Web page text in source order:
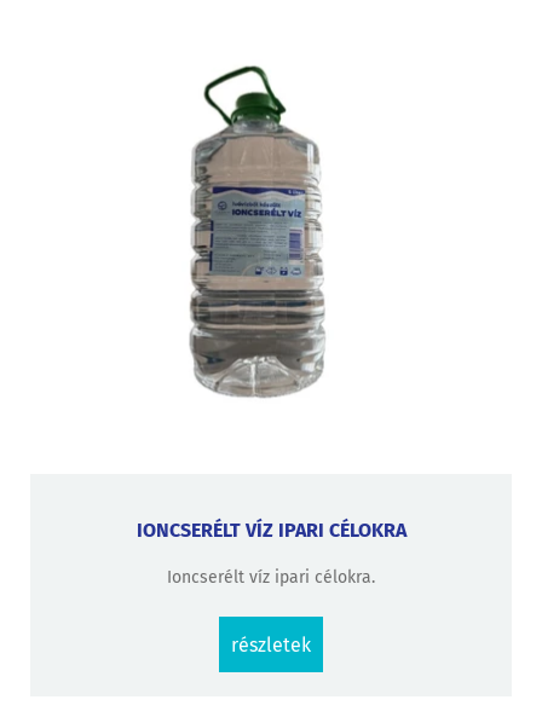
IONCSERÉLT VÍZ IPARI CÉLOKRA
Ioncserélt víz ipari célokra.
részletek